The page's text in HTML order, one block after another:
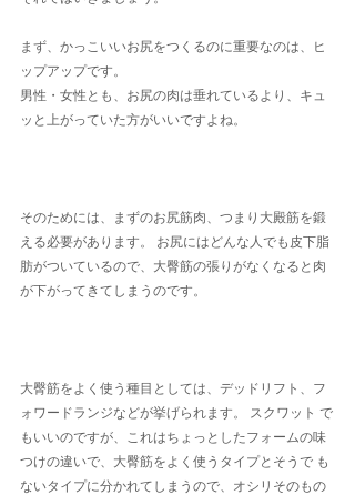
まず、かっこいいお尻をつくるのに重要なのは、ヒ
ップアップです。
男性・女性とも、お尻の肉は垂れているより、キュ
ッと上がっていた方がいいですよね。
そのためには、まずのお尻筋肉、つまり大殿筋を鍛
える必要があります。 お尻にはどんな人でも皮下脂
肪がついているので、大臀筋の張りがなくなると肉
が下がってきてしまうのです。
大臀筋をよく使う種目としては、デッドリフト、フ
ォワードランジなどが挙げられます。 スクワット で
もいいのですが、これはちょっとしたフォームの味
つけの違いで、大臀筋をよく使うタイプとそうで も
ないタイプに分かれてしまうので、オシリそのもの